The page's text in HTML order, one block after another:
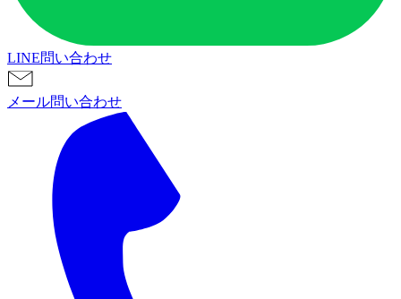
LINE問い合わせ
メール問い合わせ